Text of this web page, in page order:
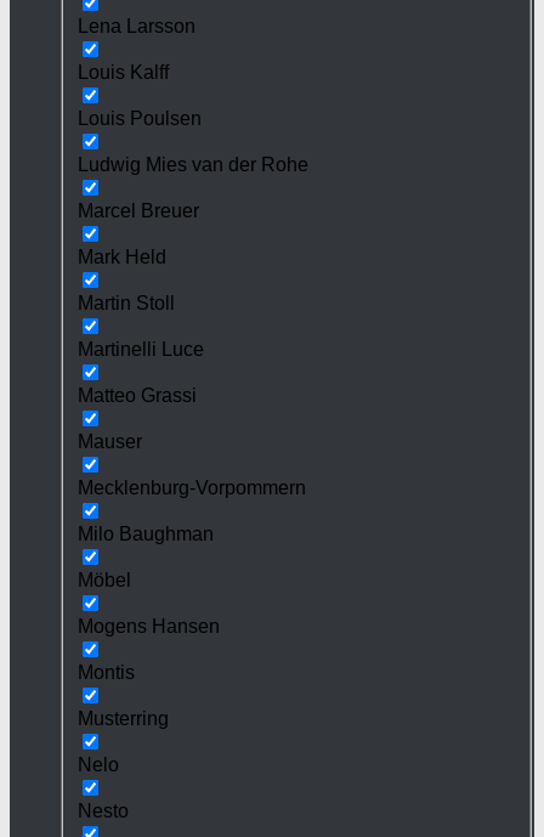
Lena Larsson
Louis Kalff
Louis Poulsen
Ludwig Mies van der Rohe
Marcel Breuer
Mark Held
Martin Stoll
Martinelli Luce
Matteo Grassi
Mauser
Mecklenburg-Vorpommern
Milo Baughman
Möbel
Mogens Hansen
Montis
Musterring
Nelo
Nesto